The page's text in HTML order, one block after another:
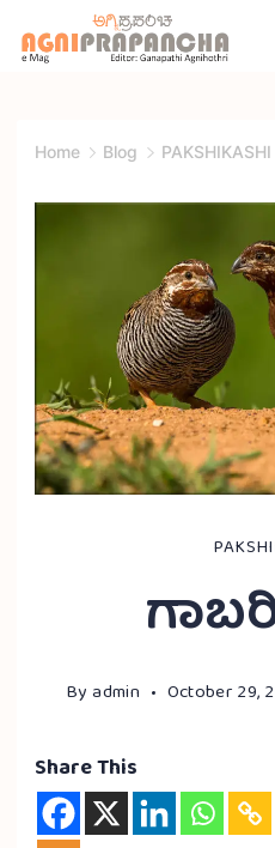
Home Blog PAKSHIKASHI
By admin October 29,
Share This